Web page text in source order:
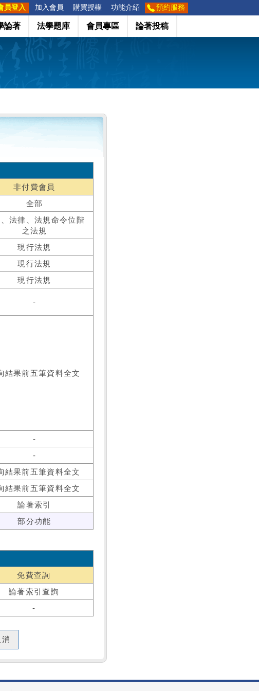
員登入 加入會員 購買授權 功能介紹 預約服務
論著 法學題庫 會員專區 論著投稿
非付費會員
全部
法律、法規命令位階
之法規
現行法規
現行法規
現行法規
-
結果前五筆資料全文
-
-
結果前五筆資料全文
結果前五筆資料全文
論著索引
部分功能
免費查詢
論著索引查詢
-
消